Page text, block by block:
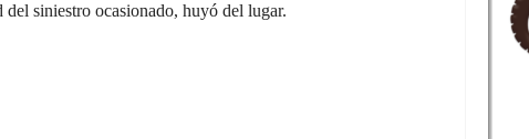
siniestro ocasionado, huyó del lugar.